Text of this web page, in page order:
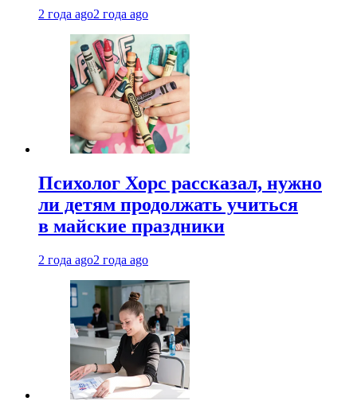
2 года ago2 года ago
Психолог Хорс рассказал, нужно
ли детям продолжать учиться
в майские праздники
2 года ago2 года ago